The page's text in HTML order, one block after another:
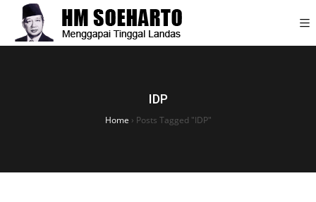
IDP
Home › Posts Tagged "IDP"